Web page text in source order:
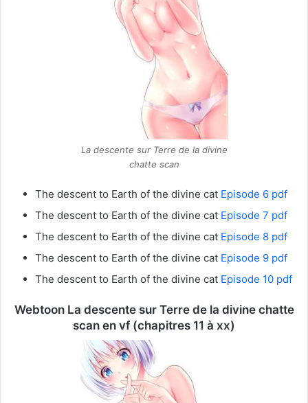
La descente sur Terre de la divine
chatte scan
The descent to Earth of the divine cat Episode 6 pdf
The descent to Earth of the divine cat Episode 7 pdf
The descent to Earth of the divine cat Episode 8 pdf
The descent to Earth of the divine cat Episode 9 pdf
The descent to Earth of the divine cat Episode 10 pdf
Webtoon La descente sur Terre de la divine chatte
scan en vf (chapitres 11 à xx)